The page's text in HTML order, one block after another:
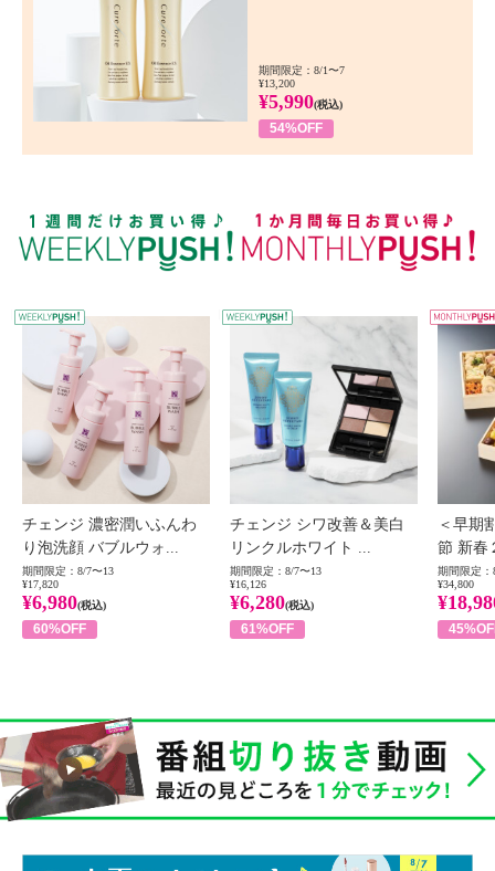
期間限定：8/1〜7
¥13,200
¥5,990(税込)
54%OFF
WEEKLY PUSH
チェンジ 濃密潤いふんわ
り泡洗顔 バブルウォ...
期間限定：8/7〜13
¥17,820
¥6,980(税込)
60%OFF
チェンジ シワ改善＆美白
リンクルホワイト ...
期間限定：8/7〜13
¥16,126
¥6,280(税込)
61%OFF
＜早期
節 新春
期間限定：
¥34,800